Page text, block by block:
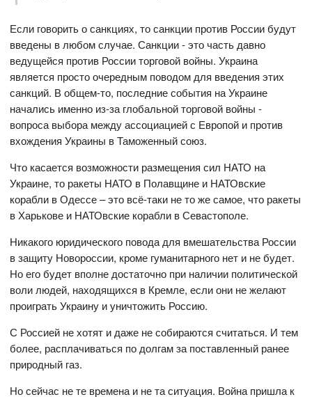
Если говорить о санкциях, то санкции против России будут
введены в любом случае. Санкции - это часть давно
ведущейся против России торговой войны. Украина
является просто очередным поводом для введения этих
санкций. В общем-то, последние события на Украине
начались именно из-за глобальной торговой войны -
вопроса выбора между ассоциацией с Европой и против
вхождения Украины в Таможенный союз.
Что касается возможности размещения сил НАТО на
Украине, то ракеты НАТО в Полавщине и НАТОвские
корабли в Одессе – это всё-таки не то же самое, что ракеты
в Харькове и НАТОвские корабли в Севастополе.
Никакого юридического повода для вмешательства России
в защиту Новороссии, кроме гуманитарного нет и не будет.
Но его будет вполне достаточно при наличии политической
воли людей, находящихся в Кремле, если они не желают
проиграть Украину и уничтожить Россию.
С Россией не хотят и даже не собираются считаться. И тем
более, расплачиваться по долгам за поставленный ранее
природный газ.
Но сейчас не те времена и не та ситуация. Война пришла к